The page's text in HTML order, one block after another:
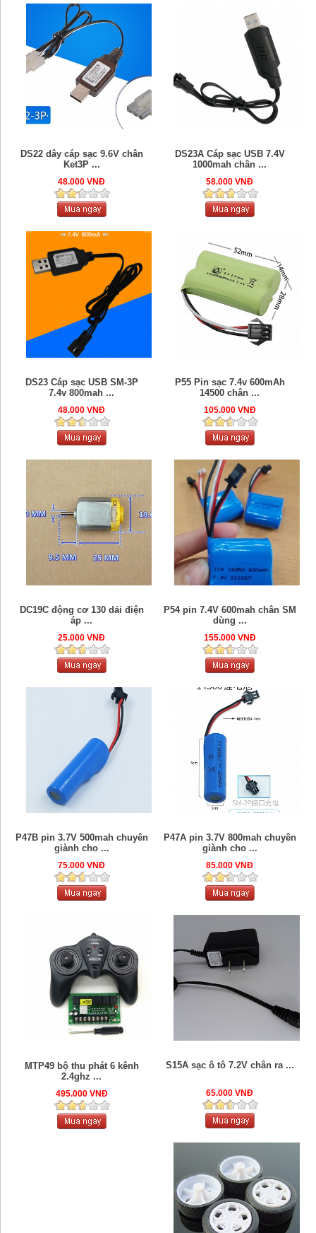
DS22 dây cáp sạc 9.6V chân
Ket3P ...
48.000 VNĐ
DS23A Cáp sạc USB 7.4V
1000mah chân ...
58.000 VNĐ
DS23 Cáp sạc USB SM-3P
7.4v 800mah ...
48.000 VNĐ
P55 Pin sạc 7.4v 600mAh
14500 chân ...
105.000 VNĐ
DC19C động cơ 130 dải điện
áp ...
25.000 VNĐ
P54 pin 7.4V 600mah chân SM
dùng ...
155.000 VNĐ
P47B pin 3.7V 500mah chuyên
giành cho ...
75.000 VNĐ
P47A pin 3.7V 800mah chuyên
giành cho ...
85.000 VNĐ
MTP49 bộ thu phát 6 kênh
2.4ghz ...
495.000 VNĐ
S15A sạc ô tô 7.2V chân ra ...
65.000 VNĐ